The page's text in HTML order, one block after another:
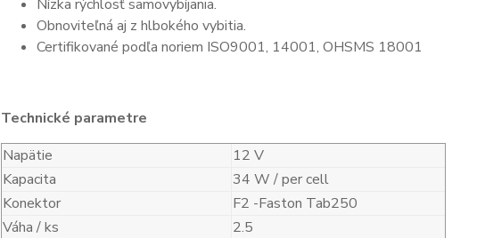
Nízka rýchlosť samovybíjania.
Obnoviteľná aj z hlbokého vybitia.
Certifikované podľa noriem ISO9001, 14001, OHSMS 18001
Technické parametre
Napätie
12 V
Kapacita
34 W / per cell
Konektor
F2 -Faston Tab250
Váha / ks
2.5